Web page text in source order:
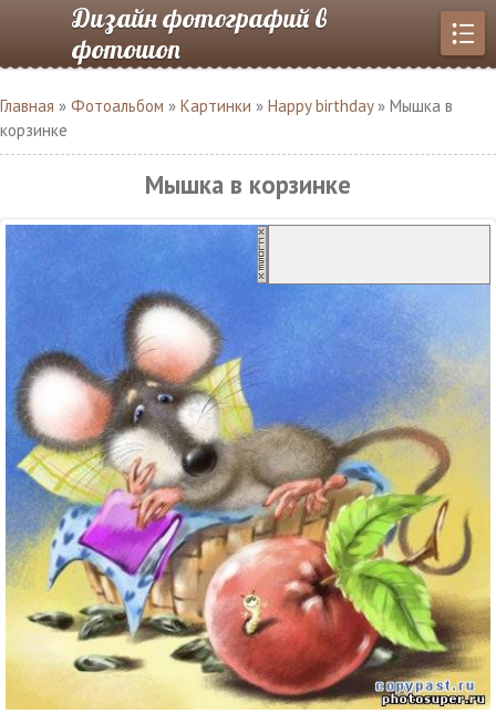
Дизайн фотографий в
фотошоп
Главная » Фотоальбом » Картинки » Happy birthday» Мышка в
корзинке
Мышка в корзинке